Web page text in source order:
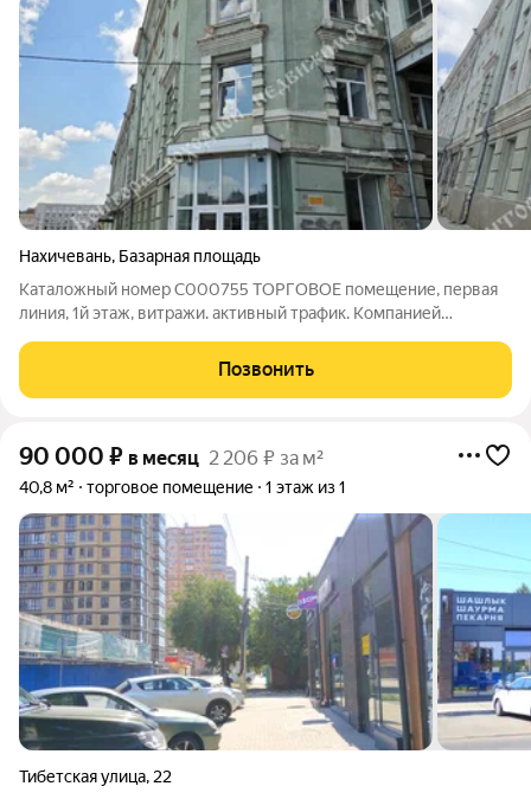
Нахичевань, Базарная площадь
Каталожный номер C000755 ТОРГОВОЕ помещение, первая
линия, 1й этаж, витражи. активный трафик. Компанией
готовы к продаже. Подходят любые виды расчетов.
Позвонить
90 000 ₽ в месяц 2 206 ₽ за м²
40,8 м² торговое помещение 1 этаж из 1
Тибетская улица, 22